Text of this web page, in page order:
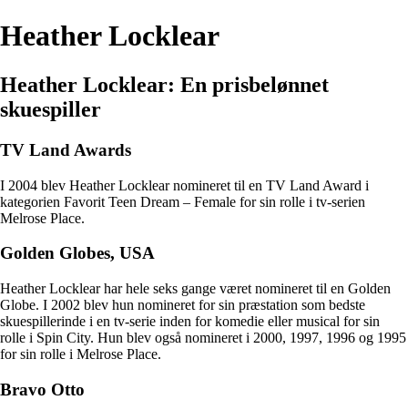
Heather Locklear
Heather Locklear: En prisbelønnet
skuespiller
TV Land Awards
I 2004 blev Heather Locklear nomineret til en TV Land Award i
kategorien Favorit Teen Dream – Female for sin rolle i tv-serien
Melrose Place.
Golden Globes, USA
Heather Locklear har hele seks gange været nomineret til en Golden
Globe. I 2002 blev hun nomineret for sin præstation som bedste
skuespillerinde i en tv-serie inden for komedie eller musical for sin
rolle i Spin City. Hun blev også nomineret i 2000, 1997, 1996 og 1995
for sin rolle i Melrose Place.
Bravo Otto